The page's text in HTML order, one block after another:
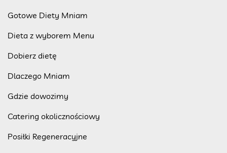
Gotowe Diety Mniam
Dieta z wyborem Menu
Dobierz dietę
Dlaczego Mniam
Gdzie dowozimy
Catering okolicznościowy
Posiłki Regeneracyjne